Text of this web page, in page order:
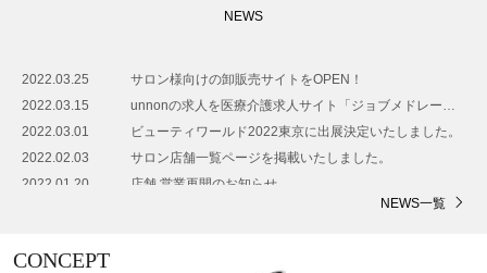
NEWS
2022.03.25
サロン様向けの卸販売サイトをOPEN！
2022.03.15
unnonの求人を医療介護求人サイト「ジョブメドレー」に掲載中！
2022.03.01
ビューティワールド2022東京に出展決定いたしました。
2022.02.03
サロン店舗一覧ページを掲載いたしました。
2022.01.20
店舗 営業再開のお知らせ
NEWS一覧
CONCEPT